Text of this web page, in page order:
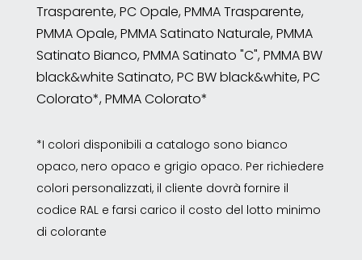
Trasparente, PC Opale, PMMA Trasparente,
PMMA Opale, PMMA Satinato Naturale, PMMA
Satinato Bianco, PMMA Satinato "C", PMMA BW
black&white Satinato, PC BW black&white, PC
Colorato*, PMMA Colorato*
*I colori disponibili a catalogo sono bianco
opaco, nero opaco e grigio opaco. Per richiedere
colori personalizzati, il cliente dovrà fornire il
codice RAL e farsi carico il costo del lotto minimo
di colorante